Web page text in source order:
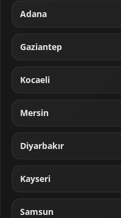
Adana
Gaziantep
Kocaeli
Mersin
Diyarbakır
Kayseri
Samsun